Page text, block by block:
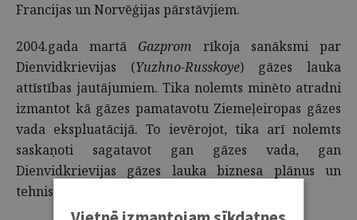
Francijas un Norvēģijas pārstāvjiem.
2004.gada martā Gazprom rīkoja sanāksmi par
Dienvidkrievijas (Yuzhno-Russkoye) gāzes lauka
attīstības jautājumiem. Tika nolemts minēto atradni
izmantot kā gāzes pamatavotu Ziemeļeiropas gāzes
vada ekspluatācijā. To ievērojot, tika arī nolemts
saskaņoti sagatavot gan gāzes vada, gan
Dienvidkrievijas gāzes lauka biznesa plānus un
tehniski ekonomisko pamatojumu.